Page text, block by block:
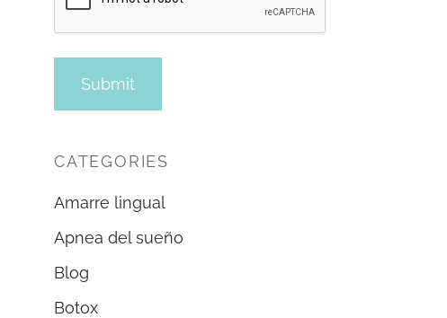
CATEGORIES
Amarre lingual
Apnea del sueño
Blog
Botox